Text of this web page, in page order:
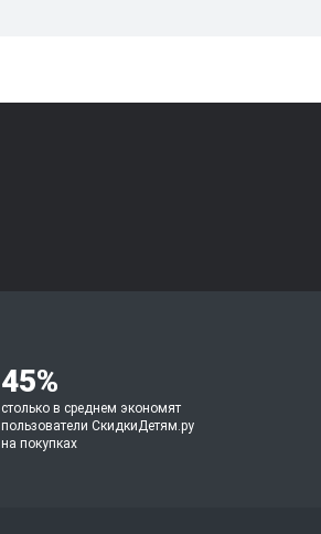
45%
столько в среднем экономят
пользователи СкидкиДетям.ру
на покупках